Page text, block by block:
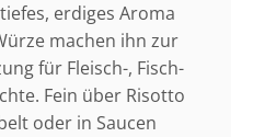
erdiges Aroma
machen ihn zur
für Fleisch-, Fisch-
Fein über Risotto
oder in Saucen